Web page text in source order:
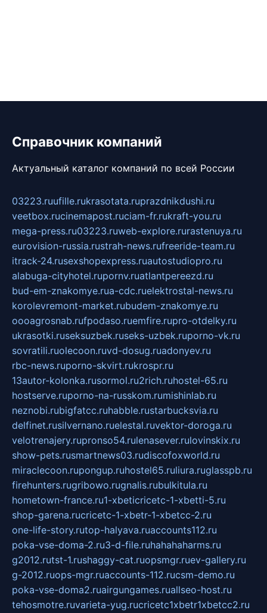
Справочник компаний
Актуальный каталог компаний по всей России
03223.ruufille.rukrasotata.ruprazdnikdushi.ru
veetbox.rucinemapost.ruciam-fr.rukraft-you.ru
mega-press.ru03223.ruweb-explore.rurastenuya.ru
eurovision-russia.rustrah-news.rufreeride-team.ru
itrack-24.rusexshopexpress.ruautostudiopro.ru
alabuga-cityhotel.rupornv.ruatlantpereezd.ru
bud-em-znakomye.rua-cdc.ruelektrostal-news.ru
korolevremont-market.rubudem-znakomye.ru
oooagrosnab.rufpodaso.ruemfire.rupro-otdelky.ru
ukrasotki.ruseksuzbek.ruseks-uzbek.ruporno-vk.ru
sovratili.ruolecoon.ruvd-dosug.ruadonyev.ru
rbc-news.ruporno-skvirt.rukrospr.ru
13autor-kolonka.rusormol.ru2rich.ruhostel-65.ru
hostserve.ruporno-na-russkom.rumishinlab.ru
neznobi.rubigfatcc.ruhabble.rustarbucksvia.ru
delfinet.rusilvernano.ruelestal.ruvektor-doroga.ru
velotrenajery.rupronso54.rulenasever.rulovinskix.ru
show-pets.rusmartnews03.rudiscofoxworld.ru
miraclecoon.rupongup.ruhostel65.ruliura.ruglasspb.ru
firehunters.rugribowo.rugnalis.rubulkitula.ru
hometown-france.ru1-xbeticricetc-1-xbetti-5.ru
shop-garena.rucricetc-1-xbetr-1-xbetcc-2.ru
one-life-story.rutop-halyava.ruaccounts112.ru
poka-vse-doma-2.ru3-d-file.ruhahahaharms.ru
g2012.rutst-1.rushaggy-cat.ruopsmgr.ruev-gallery.ru
g-2012.ruops-mgr.ruaccounts-112.rucsm-demo.ru
poka-vse-doma2.ruairgungames.ruallseo-host.ru
tehosmotre.ruvarieta-yug.rucricetc1xbetr1xbetcc2.ru